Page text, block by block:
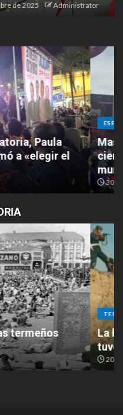
Gatella marcó el
las elecciones
Cabo Savino” que